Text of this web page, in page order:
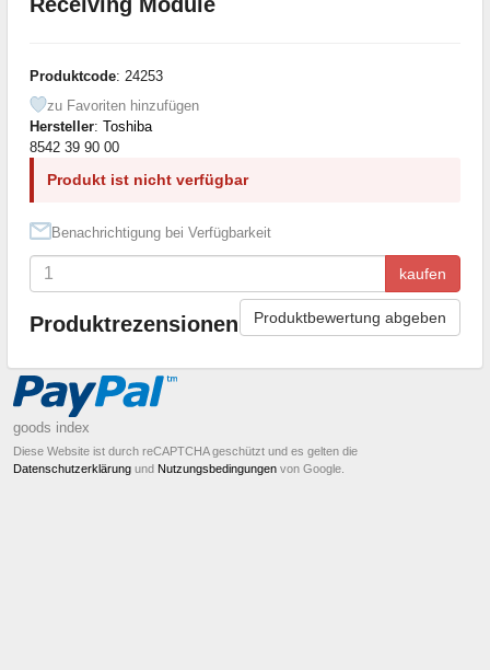
Produktcode: 24253
zu Favoriten hinzufügen
Hersteller: Toshiba
8542 39 90 00
Produkt ist nicht verfügbar
Benachrichtigung bei Verfügbarkeit
kaufen
Produktrezensionen Produktbewertung abgeben
goods index
Diese Website ist durch reCAPTCHA geschützt und es gelten die
Datenschutzerklärung und Nutzungsbedingungen von Google.